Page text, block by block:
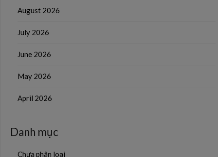
August 2026
July 2026
June 2026
May 2026
April 2026
Danh mục
Chưa phân loại